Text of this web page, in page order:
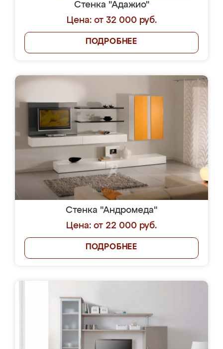
Стенка "Адажио"
Цена: от 32 000 руб.
ПОДРОБНЕЕ
Стенка "Андромеда"
Цена: от 22 000 руб.
ПОДРОБНЕЕ